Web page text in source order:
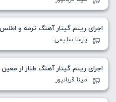
اجرای ریتم گیتار آهنگ ترمه و
پارسا سلیمی
اجرای ریتم گیتار آهنگ طناز از معین
مینا قربانپور